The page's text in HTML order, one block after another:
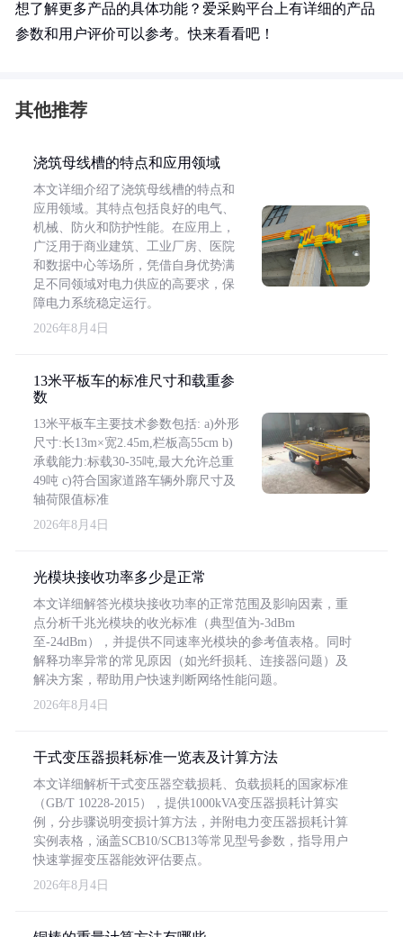
想了解更多产品的具体功能？爱采购平台上有详细的产品
参数和用户评价可以参考。快来看看吧！
其他推荐
浇筑母线槽的特点和应用领域
本文详细介绍了浇筑母线槽的特点和
应用领域。其特点包括良好的电气、
机械、防火和防护性能。在应用上，
广泛用于商业建筑、工业厂房、医院
和数据中心等场所，凭借自身优势满
足不同领域对电力供应的高要求，保
障电力系统稳定运行。
2026年8月4日
13米平板车的标准尺寸和载重参
数
13米平板车主要技术参数包括: a)外形
尺寸:长13m×宽2.45m,栏板高55cm b)
承载能力:标载30-35吨,最大允许总重
49吨 c)符合国家道路车辆外廓尺寸及
轴荷限值标准
2026年8月4日
光模块接收功率多少是正常
本文详细解答光模块接收功率的正常范围及影响因素，重
点分析千兆光模块的收光标准（典型值为-3dBm
至-24dBm），并提供不同速率光模块的参考值表格。同时
解释功率异常的常见原因（如光纤损耗、连接器问题）及
解决方案，帮助用户快速判断网络性能问题。
2026年8月4日
干式变压器损耗标准一览表及计算方法
本文详细解析干式变压器空载损耗、负载损耗的国家标准
（GB/T 10228-2015），提供1000kVA变压器损耗计算实
例，分步骤说明变损计算方法，并附电力变压器损耗计算
实例表格，涵盖SCB10/SCB13等常见型号参数，指导用户
快速掌握变压器能效评估要点。
2026年8月4日